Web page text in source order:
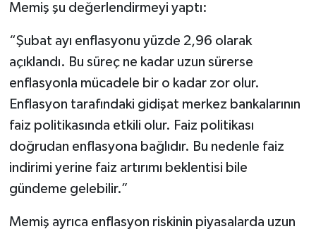
Memiş şu değerlendirmeyi yaptı:
“Şubat ayı enflasyonu yüzde 2,96 olarak
açıklandı. Bu süreç ne kadar uzun sürerse
enflasyonla mücadele bir o kadar zor olur.
Enflasyon tarafındaki gidişat merkez bankalarının
faiz politikasında etkili olur. Faiz politikası
doğrudan enflasyona bağlıdır. Bu nedenle faiz
indirimi yerine faiz artırımı beklentisi bile
gündeme gelebilir.”
Memiş ayrıca enflasyon riskinin piyasalarda uzun